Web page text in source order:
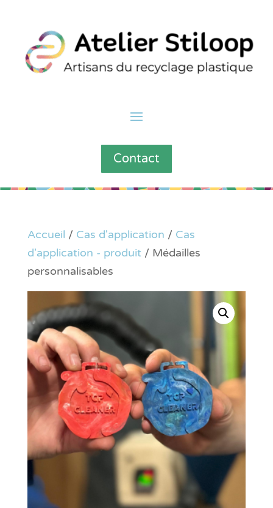
Contact
Accueil / Cas d'application / Cas
d'application - produit/ Médailles
personnalisables